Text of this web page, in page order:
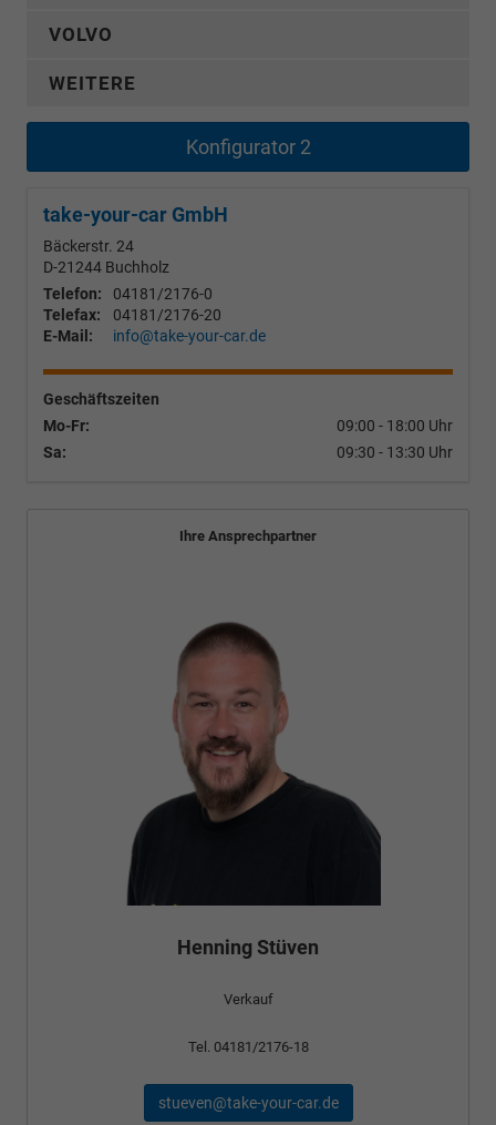
VOLVO
WEITERE
Konfigurator 2
take-your-car GmbH
Bäckerstr. 24
D-21244 Buchholz
Telefon:
04181/2176-0
Telefax:
04181/2176-20
E-Mail:
info@take-your-car.de
Geschäftszeiten
Mo-Fr:
09:00 - 18:00 Uhr
Sa:
09:30 - 13:30 Uhr
Ihre Ansprechpartner
Henning Stüven
Verkauf
Tel. 04181/2176-18
stueven@take-your-car.de